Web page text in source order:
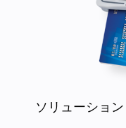
ソリューション